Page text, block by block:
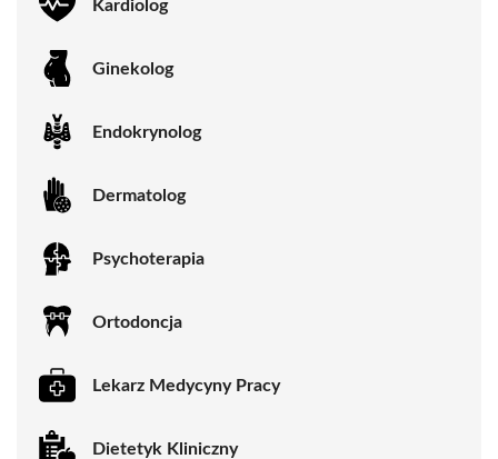
Kardiolog
Ginekolog
Endokrynolog
Dermatolog
Psychoterapia
Ortodoncja
Lekarz Medycyny Pracy
Dietetyk Kliniczny